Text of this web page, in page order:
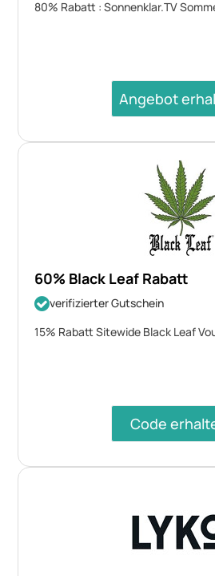
80% Rabatt : Sonnenklar.TV
Angebot
60% Black Leaf Rabatt
verifizierter Gutschein
15% Rabatt Sitewide Black Leaf
Code